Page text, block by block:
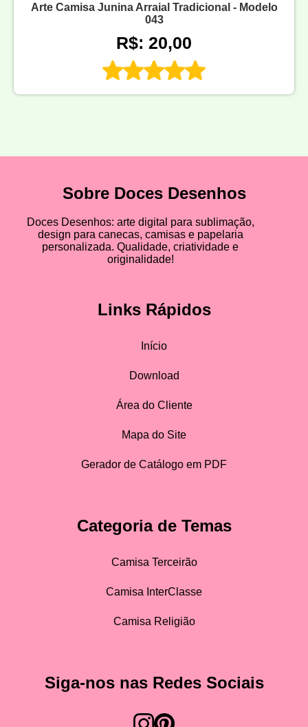
Arte Camisa Junina Arraial Tradicional - Modelo
043
R$: 20,00
Sobre Doces Desenhos
Doces Desenhos: arte digital para sublimação,
design para canecas, camisas e papelaria
personalizada. Qualidade, criatividade e
originalidade!
Links Rápidos
Início
Download
Área do Cliente
Mapa do Site
Gerador de Catálogo em PDF
Categoria de Temas
Camisa Terceirão
Camisa InterClasse
Camisa Religião
Siga-nos nas Redes Sociais